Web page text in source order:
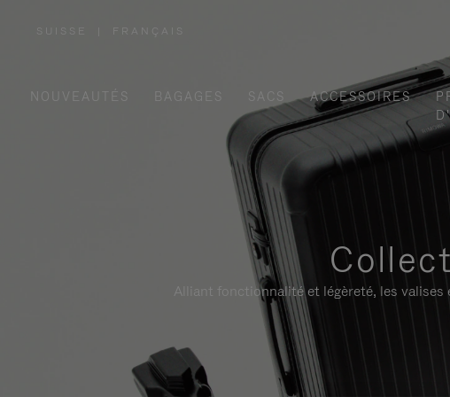
SUISSE FRANÇAIS
NOUVEAUTÉS BAGAGES SACS ACCESSOIRES
Alliant fonctionnalité et légèreté, les valises